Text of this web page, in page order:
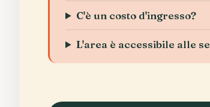
C'è un costo d'ingresso?
L'area è accessibile alle